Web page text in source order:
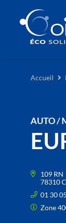
Accueil
AUTO /
109 RN
78310
01 30
Zone